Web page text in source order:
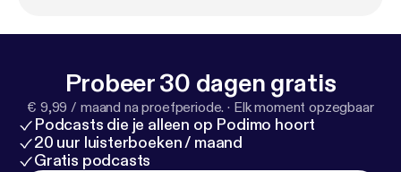
Probeer 30 dagen gratis
€ 9,99 / maand na proefperiode. · Elk moment opzegbaar
Podcasts die je alleen op Podimo hoort
20 uur luisterboeken / maand
Gratis podcasts